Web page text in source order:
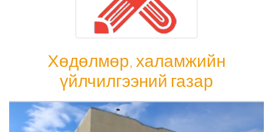
Хөдөлмөр, халамжийн
үйлчилгээний газар
Хөдөлмөр, халамжийн үйлчилгээний газар